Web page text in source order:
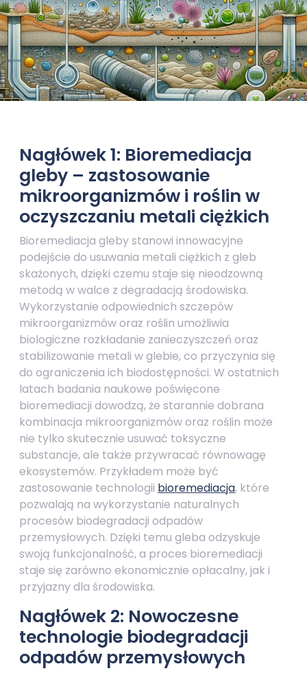
Nagłówek 1: Bioremediacja
gleby – zastosowanie
mikroorganizmów i roślin w
oczyszczaniu metali ciężkich
Bioremediacja gleby stanowi innowacyjne
podejście do usuwania metali ciężkich z gleb
skażonych, dzięki czemu staje się nieodzowną
metodą w walce z degradacją środowiska.
Wykorzystanie odpowiednich szczepów
mikroorganizmów oraz roślin umożliwia
biologiczne rozkładanie zanieczyszczeń oraz
stabilizowanie metali w glebie, co przyczynia się
do ograniczenia ich biodostępności. W ostatnich
latach badania naukowe poświęcone
bioremediacji dowodzą, że starannie dobrana
kombinacja mikroorganizmów oraz roślin może
nie tylko skutecznie usuwać toksyczne
substancje, ale także przywracać równowagę
ekosystemów. Przykładem może być
zastosowanie technologii bioremediacja, które
pozwalają na wykorzystanie naturalnych
procesów biodegradacji odpadów
przemysłowych. Dzięki temu gleba odzyskuje
swoją funkcjonalność, a proces bioremediacji
staje się zarówno ekonomicznie opłacalny, jak i
przyjazny dla środowiska.
Nagłówek 2: Nowoczesne
technologie biodegradacji
odpadów przemysłowych